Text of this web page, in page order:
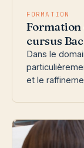
FORMATION
Formation
cursus
Dans le
et le